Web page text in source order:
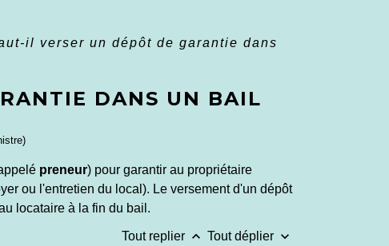
il verser un dépôt de garantie dans
DANS UN BAIL
preneur) pour garantir au propriétaire
ou l'entretien du local). Le versement d'un dépôt
locataire à la fin du bail.
Tout replier keyboard_arrow_up Tout déplier keyboard_arrow_down